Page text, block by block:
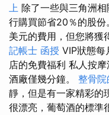
上 除了一些與三角洲
行購買節省20％的股份
美元的費用，但您將
記帳士 函授 VIP狀態每
店的免費福利 私人按
酒廠僅幾分鐘。 整骨院
靜，但是有一家精彩的
很漂亮，葡萄酒的標準